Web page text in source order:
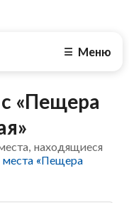
☰ Меню
«Пещера
находящиеся
места «Пещера